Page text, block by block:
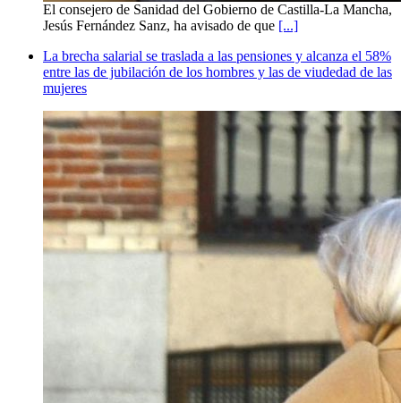
El consejero de Sanidad del Gobierno de Castilla-La Mancha,
Jesús Fernández Sanz, ha avisado de que [...]
La brecha salarial se traslada a las pensiones y alcanza el 58%
entre las de jubilación de los hombres y las de viudedad de las
mujeres